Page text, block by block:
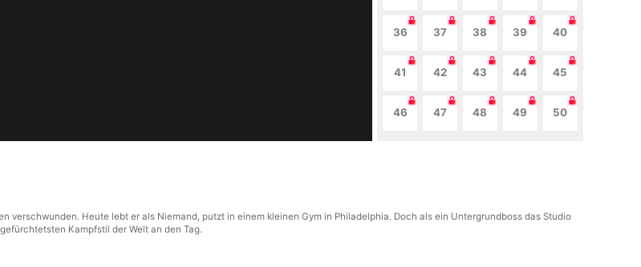
36 37 38 39 40
41 42 43 44 45
46 47 48 49 50
verschwunden. Heute lebt er als Niemand, putzt in einem kleinen Gym in Philadelphia. Doch als ein Untergrundboss das Studio
Kampfstil der Welt an den Tag.